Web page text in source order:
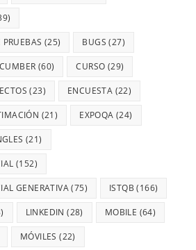
(25) BUGS (27)
(60) CURSO (29)
(23) ENCUESTA (22)
(21) EXPOQA (24)
(21)
(152)
GENERATIVA(75) ISTQB (166)
LINKEDIN (28) MOBILE (64)
MÓVILES (22)